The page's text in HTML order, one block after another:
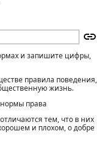
и запишите цифры,
правила поведения,
жизнь.
права
тем, что в них
и плохом, о добре